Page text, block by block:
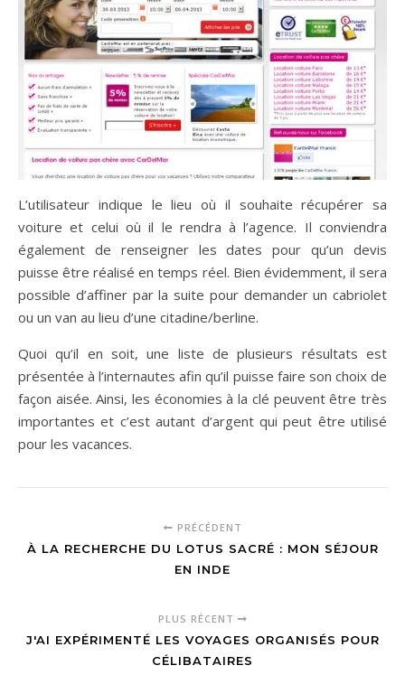
L’utilisateur indique le lieu où il souhaite récupérer sa
voiture et celui où il le rendra à l’agence. Il conviendra
également de renseigner les dates pour qu’un devis
puisse être réalisé en temps réel. Bien évidemment, il sera
possible d’affiner par la suite pour demander un cabriolet
ou un van au lieu d’une citadine/berline.
Quoi qu’il en soit, une liste de plusieurs résultats est
présentée à l’internautes afin qu’il puisse faire son choix de
façon aisée. Ainsi, les économies à la clé peuvent être très
importantes et c’est autant d’argent qui peut être utilisé
pour les vacances.
PRÉCÉDENT
À LA RECHERCHE DU LOTUS SACRÉ : MON SÉJOUR
EN INDE
PLUS RÉCENT
J'AI EXPÉRIMENTÉ LES VOYAGES ORGANISÉS POUR
CÉLIBATAIRES